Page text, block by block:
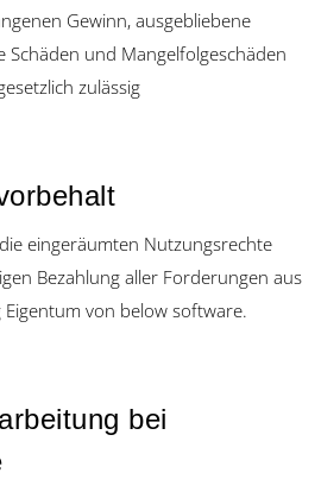
Gewinn, ausgebliebene
Schäden und Mangelfolgeschäden
zulässig
eingeräumten Nutzungsrechte
Bezahlung aller Forderungen aus
von below software.
bei